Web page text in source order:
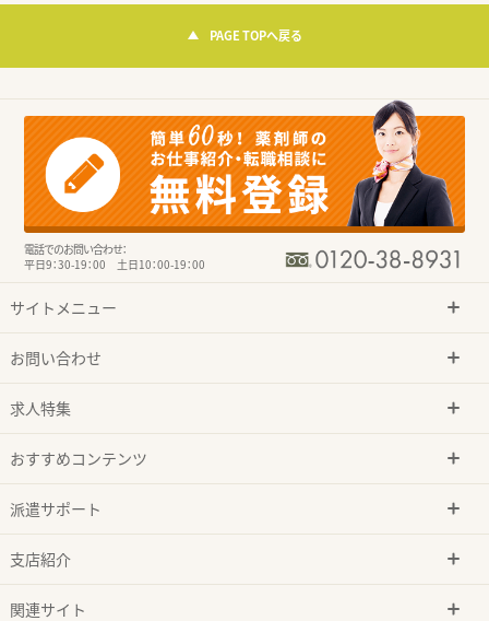
PAGE TOPへ戻る
電話でのお問い合わせ：
平日9：30-19：00 土日10：00-19：00
サイトメニュー
お問い合わせ
求人特集
おすすめコンテンツ
派遣サポート
支店紹介
関連サイト